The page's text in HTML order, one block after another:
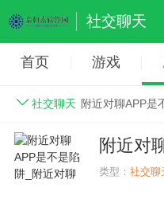
社交聊天
首页 游戏
社交聊天 附近对聊APP是
类型：社交聊